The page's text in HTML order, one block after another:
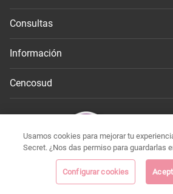
Consultas
Información
Cencosud
Todos los derechos reservados
Usamos cookies para mejorar tu
Secret. ¿Nos das permiso para guardarlas
Configurar cookies